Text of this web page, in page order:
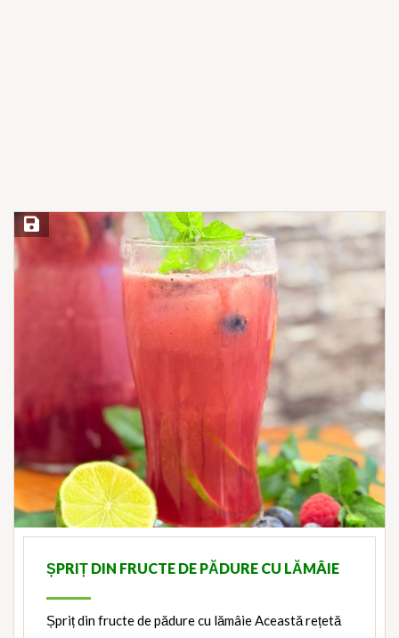
Save Recipe
ȘPRIȚ DIN FRUCTE DE PĂDURE CU LĂMÂIE
Șpriț din fructe de pădure cu lămâie Această rețetă